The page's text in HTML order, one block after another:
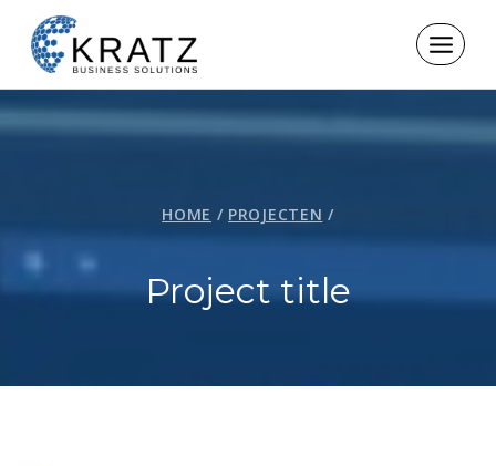
content
HOME / PROJECTEN /
Project title